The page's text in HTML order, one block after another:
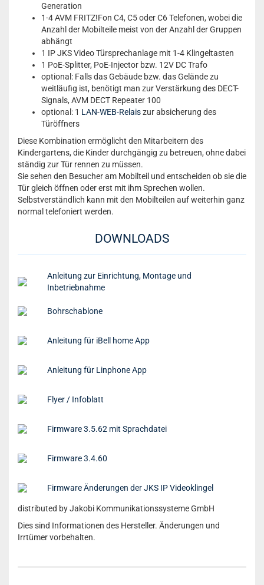
Generation
1-4 AVM FRITZ!Fon C4, C5 oder C6 Telefonen, wobei die
Anzahl der Mobilteile meist von der Anzahl der Gruppen
abhängt
1 IP JKS Video Türsprechanlage mit 1-4 Klingeltasten
1 PoE-Splitter, PoE-Injector bzw. 12V DC Trafo
optional: Falls das Gebäude bzw. das Gelände zu
weitläufig ist, benötigt man zur Verstärkung des DECT-
Signals, AVM DECT Repeater 100
optional: 1 LAN-WEB-Relaiszur absicherung des
Türöffners
Diese Kombination ermöglicht den Mitarbeitern des
Kindergartens, die Kinder durchgängig zu betreuen, ohne dabei
ständig zur Tür rennen zu müssen.
Sie sehen den Besucher am Mobilteil und entscheiden ob sie die
Tür gleich öffnen oder erst mit ihm Sprechen wollen.
Selbstverständlich kann mit den Mobilteilen auf weiterhin ganz
normal telefoniert werden.
DOWNLOADS
Anleitung zur Einrichtung, Montage und
Inbetriebnahme
Bohrschablone
Anleitung für iBell home App
Anleitung für Linphone App
Flyer / Infoblatt
Firmware 3.5.62 mit Sprachdatei
Firmware 3.4.60
Firmware Änderungen der JKS IP Videoklingel
distributed by Jakobi Kommunikationssysteme GmbH
Dies sind Informationen des Hersteller. Änderungen und
Irrtümer vorbehalten.